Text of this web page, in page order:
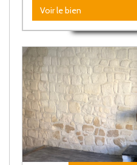
Voir le bien